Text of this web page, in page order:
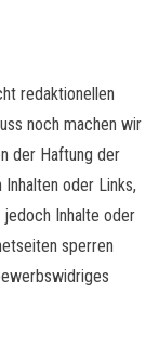
redaktionellen
noch machen wir
der Haftung der
oder Links,
Inhalte oder
sperren